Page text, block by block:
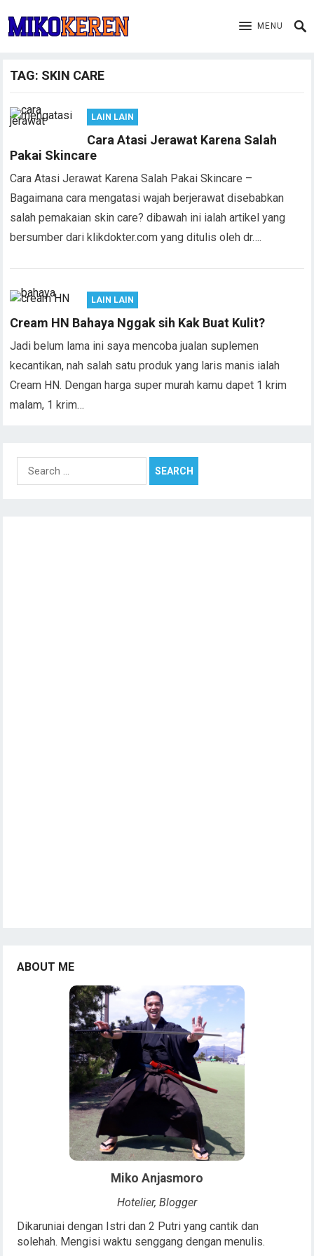
MENU
TAG: SKIN CARE
LAIN LAIN
Cara Atasi Jerawat Karena Salah
Pakai Skincare
Cara Atasi Jerawat Karena Salah Pakai Skincare –
Bagaimana cara mengatasi wajah berjerawat disebabkan
salah pemakaian skin care? dibawah ini ialah artikel yang
bersumber dari klikdokter.com yang ditulis oleh dr….
LAIN LAIN
Cream HN Bahaya Nggak sih Kak Buat Kulit?
Jadi belum lama ini saya mencoba jualan suplemen
kecantikan, nah salah satu produk yang laris manis ialah
Cream HN. Dengan harga super murah kamu dapet 1 krim
malam, 1 krim…
Search
for:
ABOUT ME
Miko Anjasmoro
Hotelier, Blogger
Dikaruniai dengan Istri dan 2 Putri yang cantik dan
solehah. Mengisi waktu senggang dengan menulis.